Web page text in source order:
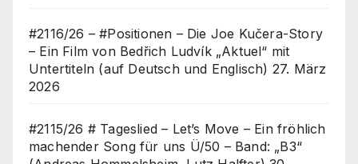
#2116/26 – #Positionen – Die Joe Kučera-Story
– Ein Film von Bedřich Ludvík „Aktuel“ mit
Untertiteln (auf Deutsch und Englisch) 27. März
2026
#2115/26 # Tageslied – Let’s Move – Ein fröhlich
machender Song für uns Ü/50 – Band: „B3“